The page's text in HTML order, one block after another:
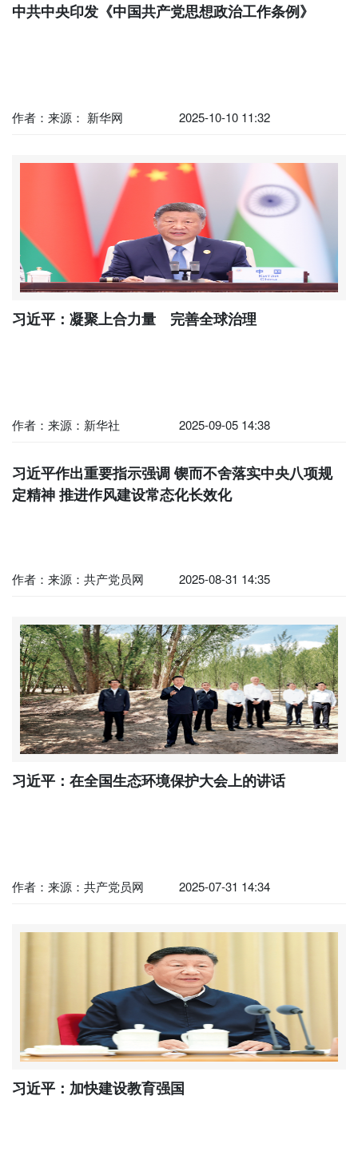
中共中央印发《中国共产党思想政治工作条例》
作者：来源： 新华网 2025-10-10 11:32
习近平：凝聚上合力量 完善全球治理
作者：来源：新华社 2025-09-05 14:38
习近平作出重要指示强调 锲而不舍落实中央八项规
定精神 推进作风建设常态化长效化
作者：来源：共产党员网 2025-08-31 14:35
习近平：在全国生态环境保护大会上的讲话
作者：来源：共产党员网 2025-07-31 14:34
习近平：加快建设教育强国